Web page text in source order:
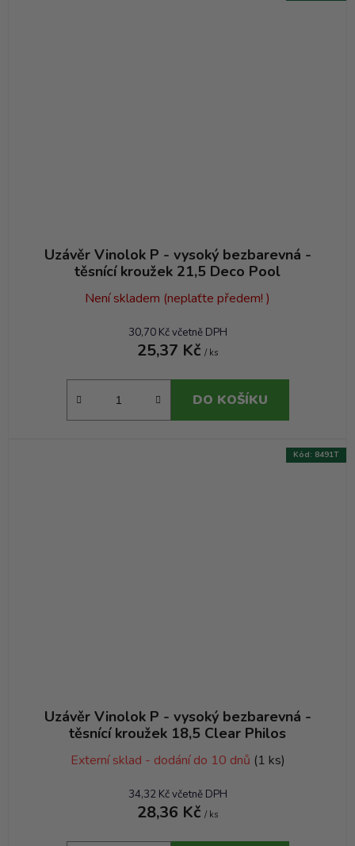
Uzávěr Vinolok P - vysoký bezbarevná -
těsnící kroužek 21,5 Deco Pool
Není skladem (neplaťte předem! )
30,70 Kč včetně DPH
25,37 Kč / ks
DO KOŠÍKU
Uzávěr Vinolok P - vysoký bezbarevná -
těsnící kroužek 18,5 Clear Philos
Externí sklad - dodání do 10 dnů (1 ks)
34,32 Kč včetně DPH
28,36 Kč / ks
Kód: 8491T